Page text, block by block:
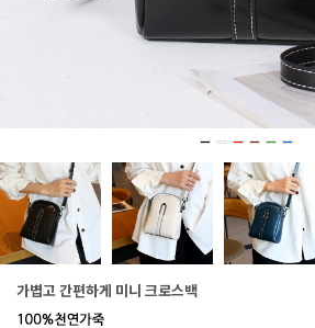
가볍고 간편하게 미니 크로스백